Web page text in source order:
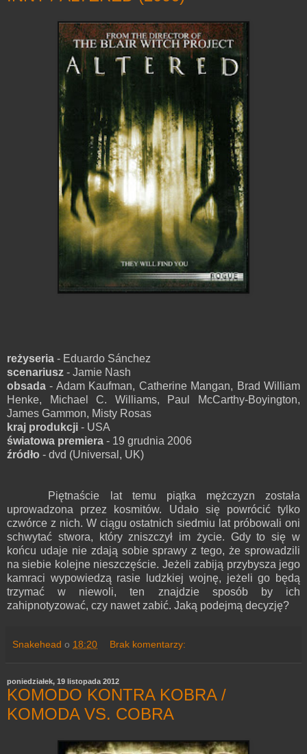
reżyseria - Eduardo Sánchez
scenariusz - Jamie Nash
obsada - Adam Kaufman, Catherine Mangan, Brad William
Henke, Michael C. Williams, Paul McCarthy-Boyington,
James Gammon, Misty Rosas
kraj produkcji - USA
światowa premiera - 19 grudnia 2006
źródło - dvd (Universal, UK)
Piętnaście lat temu piątka mężczyzn została
uprowadzona przez kosmitów. Udało się powrócić tylko
czwórce z nich. W ciągu ostatnich siedmiu lat próbowali oni
schwytać stwora, który zniszczył im życie. Gdy to się w
końcu udaje nie zdają sobie sprawy z tego, że sprowadzili
na siebie kolejne nieszczęście. Jeżeli zabiją przybysza jego
kamraci wypowiedzą rasie ludzkiej wojnę, jeżeli go będą
trzymać w niewoli, ten znajdzie sposób by ich
zahipnotyzować, czy nawet zabić. Jaką podejmą decyzję?
Snakehead o 18:20 Brak komentarzy:
poniedziałek, 19 listopada 2012
KOMODO KONTRA KOBRA /
KOMODA VS. COBRA